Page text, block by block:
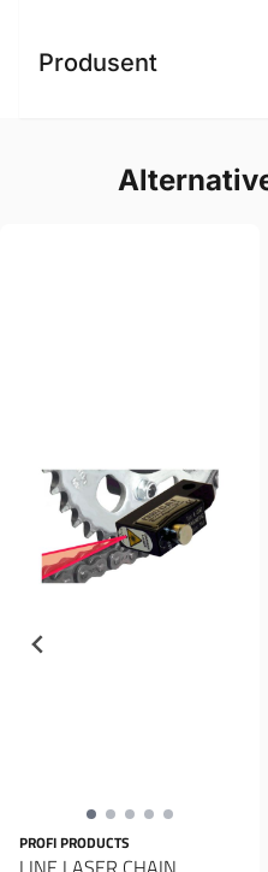
Produsent
PROFI PRODUCTS